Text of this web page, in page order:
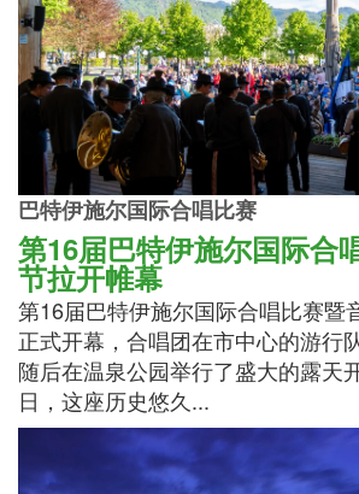
巴特伊施尔国际合唱比赛
第16届巴特伊施尔国际合
节拉开帷幕
第16届巴特伊施尔国际合唱比赛暨
正式开幕，合唱团在市中心的游行
随后在温泉公园举行了盛大的露天
日，这座历史悠久...